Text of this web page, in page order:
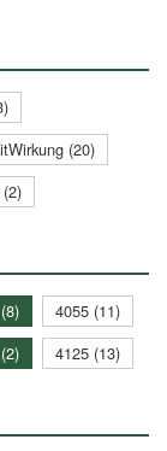
(20)
4055 (11)
4125 (13)